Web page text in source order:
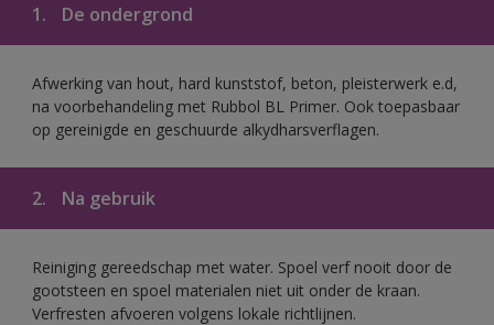
1. De ondergrond
Afwerking van hout, hard kunststof, beton, pleisterwerk e.d,
na voorbehandeling met Rubbol BL Primer. Ook toepasbaar
op gereinigde en geschuurde alkydharsverflagen.
2. Na gebruik
Reiniging gereedschap met water. Spoel verf nooit door de
gootsteen en spoel materialen niet uit onder de kraan.
Verfresten afvoeren volgens lokale richtlijnen.